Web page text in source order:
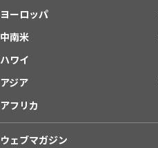
ヨーロッパ
中南米
ハワイ
アジア
アフリカ
ウェブマガジン